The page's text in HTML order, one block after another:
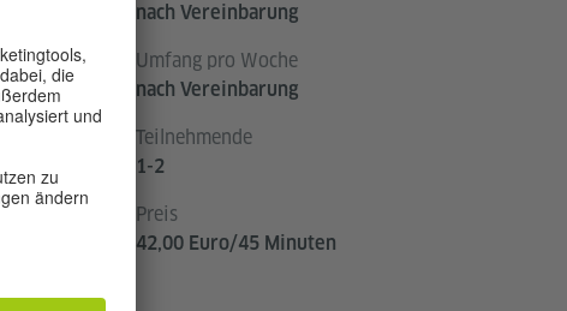
nach Vereinbarung
Umfang pro Woche
nach Vereinbarung
Teilnehmende
1-2
Preis
42,00 Euro/45 Minuten